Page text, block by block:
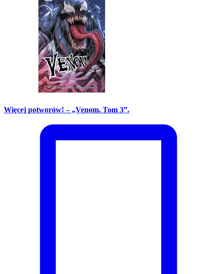
Więcej potworów! – „Venom. Tom 3”.